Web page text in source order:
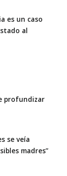
es un caso
al
profundizar
se veía
madres”